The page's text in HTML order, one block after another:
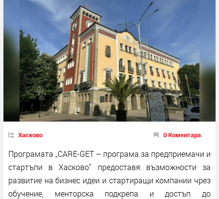
Хасково 0 Коментара
Програмата „CARE-GET – програма за предприемачи и
стартъпи в Хасково“ предоставя възможности за
развитие на бизнес идеи и стартиращи компании чрез
обучение, менторска подкрепа и достъп до